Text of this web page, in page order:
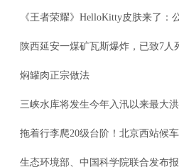
《王者荣耀》HelloKitty皮肤来了：
陕西延安一煤矿瓦斯爆炸，已致7人
焖罐肉正宗做法
三峡水库将发生今年入汛以来最大
拖着行李爬20级台阶！北京西站候
生态环境部、中国科学院联合发布报告 全